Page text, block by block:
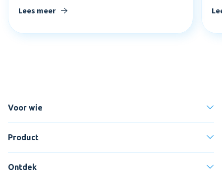
Lees meer
Voor wie
Product
Ontdek